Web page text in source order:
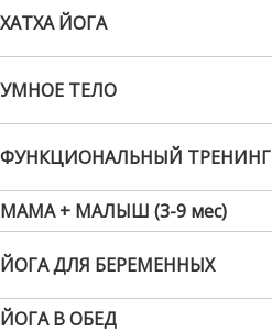
ХАТХА ЙОГА
УМНОЕ ТЕЛО
ФУНКЦИОНАЛЬНЫЙ ТРЕНИНГ
МАМА + МАЛЫШ (3-9 мес)
ЙОГА ДЛЯ БЕРЕМЕННЫХ
ЙОГА В ОБЕД